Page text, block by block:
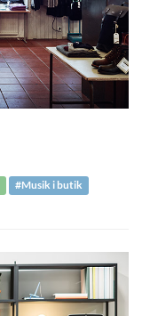
#Musik i butik